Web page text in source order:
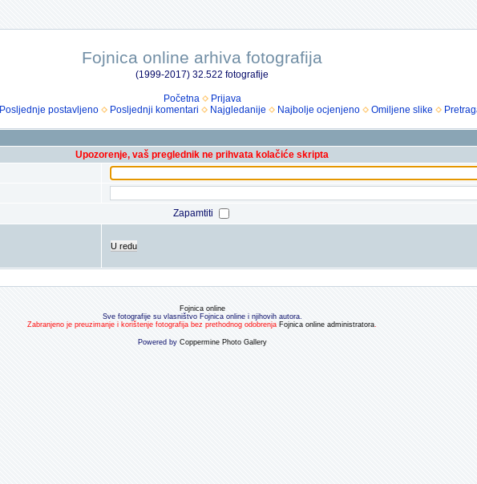
Fojnica online arhiva fotografija
(1999-2017) 32.522 fotografije
Početna
Prijava
Posljednje postavljeno Posljednji komentari Najgledanije Najbolje ocjenjeno Omiljene slike
Upozorenje, vaš preglednik ne prihvata kolačiće skripta
Zapamtiti
U redu
Fojnica online
Sve fotografije su vlasništvo Fojnica online i njihovih autora.
Zabranjeno je preuzimanje i korištenje fotografija bez prethodnog odobrenja Fojnica online administratora.
Powered by Coppermine Photo Gallery